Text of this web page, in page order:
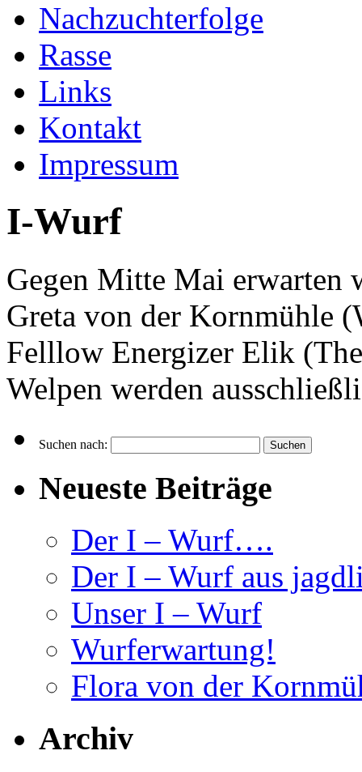
Nachzuchterfolge
Rasse
Links
Kontakt
Impressum
I-Wurf
Gegen Mitte Mai erwarten
Greta von der Kornmühle
Felllow Energizer Elik
Welpen werden
Suchen nach:
Neueste Beiträge
Der I – Wurf….
Der I – Wurf aus
Unser I – Wurf
Wurferwartung!
Flora von der
Archiv